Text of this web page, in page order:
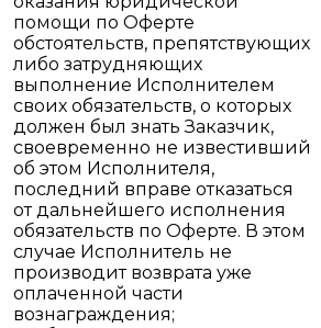
помощи по Оферте
обстоятельств, препятствующих
либо затрудняющих
выполнение Исполнителем
своих обязательств, о которых
должен был знать Заказчик,
своевременно не известивший
об этом Исполнителя,
последний вправе отказаться
от дальнейшего исполнения
обязательств по Оферте. В этом
случае Исполнитель не
производит возврата уже
оплаченной части
вознаграждения;